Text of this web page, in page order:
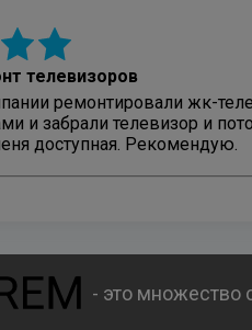
телевизоров
ремонтировали жк-
и забрали телевизор и
доступная. Рекомендую.
- это множество